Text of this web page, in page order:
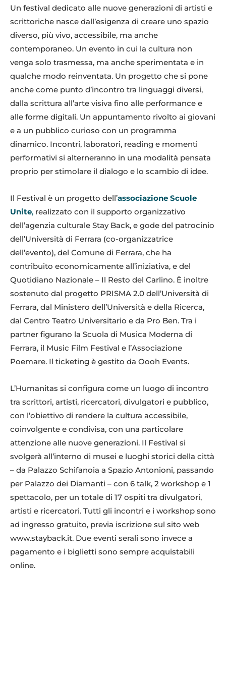
Un festival dedicato alle nuove generazioni di artisti e
scrittoriche nasce dall’esigenza di creare uno spazio
diverso, più vivo, accessibile, ma anche
contemporaneo. Un evento in cui la cultura non
venga solo trasmessa, ma anche sperimentata e in
qualche modo reinventata. Un progetto che si pone
anche come punto d’incontro tra linguaggi diversi,
dalla scrittura all’arte visiva fino alle performance e
alle forme digitali. Un appuntamento rivolto ai giovani
e a un pubblico curioso con un programma
dinamico. Incontri, laboratori, reading e momenti
performativi si alterneranno in una modalità pensata
proprio per stimolare il dialogo e lo scambio di idee.
Il Festival è un progetto dell’associazione Scuole
Unite, realizzato con il supporto organizzativo
dell’agenzia culturale Stay Back, e gode del patrocinio
dell’Università di Ferrara (co-organizzatrice
dell’evento), del Comune di Ferrara, che ha
contribuito economicamente all’iniziativa, e del
Quotidiano Nazionale – Il Resto del Carlino. È inoltre
sostenuto dal progetto PRISMA 2.0 dell’Università di
Ferrara, dal Ministero dell’Università e della Ricerca,
dal Centro Teatro Universitario e da Pro Ben. Tra i
partner figurano la Scuola di Musica Moderna di
Ferrara, il Music Film Festival e l’Associazione
Poemare. Il ticketing è gestito da Oooh Events.
L’Humanitas si configura come un luogo di incontro
tra scrittori, artisti, ricercatori, divulgatori e pubblico,
con l’obiettivo di rendere la cultura accessibile,
coinvolgente e condivisa, con una particolare
attenzione alle nuove generazioni. Il Festival si
svolgerà all’interno di musei e luoghi storici della città
– da Palazzo Schifanoia a Spazio Antonioni, passando
per Palazzo dei Diamanti – con 6 talk, 2 workshop e 1
spettacolo, per un totale di 17 ospiti tra divulgatori,
artisti e ricercatori. Tutti gli incontri e i workshop sono
ad ingresso gratuito, previa iscrizione sul sito web
www.stayback.it. Due eventi serali sono invece a
pagamento e i biglietti sono sempre acquistabili
online.